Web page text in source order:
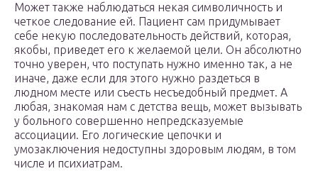
Может также наблюдаться некая символичность и
четкое следование ей. Пациент сам придумывает
себе некую последовательность действий, которая,
якобы, приведет его к желаемой цели. Он абсолютно
точно уверен, что поступать нужно именно так, а не
иначе, даже если для этого нужно раздеться в
людном месте или съесть несъедобный предмет. А
любая, знакомая нам с детства вещь, может вызывать
у больного совершенно непредсказуемые
ассоциации. Его логические цепочки и
умозаключения недоступны здоровым людям, в том
числе и психиатрам.